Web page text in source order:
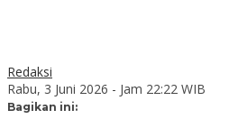
Redaksi
Rabu, 3 Juni 2026 - Jam 22:22 WIB
Bagikan ini: